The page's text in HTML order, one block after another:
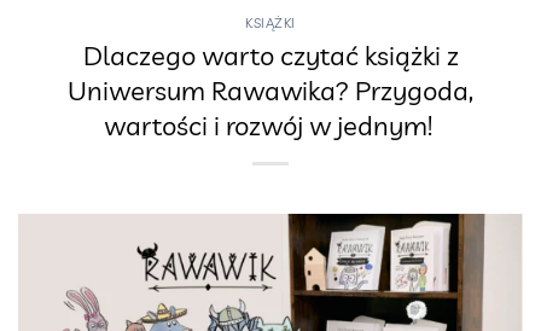
KSIĄŻKI
Dlaczego warto czytać książki z
Uniwersum Rawawika? Przygoda,
wartości i rozwój w jednym!